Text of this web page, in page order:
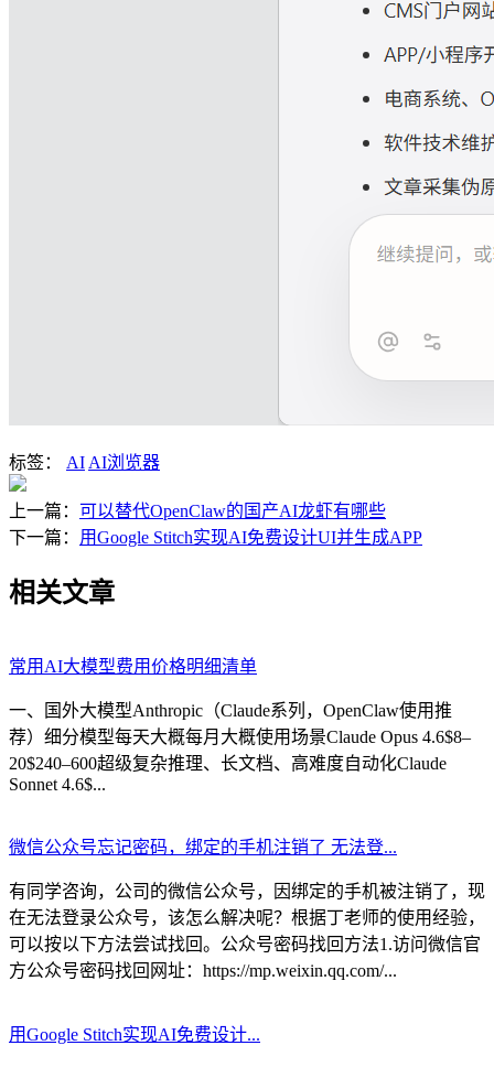
标签： AI AI浏览器
上一篇： 可以替代OpenClaw的国产AI龙虾有哪些
下一篇： 用Google Stitch实现AI免费设计UI并生成APP
相关文章
常用AI大模型费用价格明细清单
一、国外大模型Anthropic（Claude系列，OpenClaw使用推
荐）细分模型每天大概每月大概使用场景Claude Opus 4.6$8–
20$240–600超级复杂推理、长文档、高难度自动化Claude
Sonnet 4.6$...
微信公众号忘记密码，绑定的手机注销了 无法登...
有同学咨询，公司的微信公众号，因绑定的手机被注销了，现
在无法登录公众号，该怎么解决呢？根据丁老师的使用经验，
可以按以下方法尝试找回。公众号密码找回方法1.访问微信官
方公众号密码找回网址：https://mp.weixin.qq.com/...
用Google Stitch实现AI免费设计...